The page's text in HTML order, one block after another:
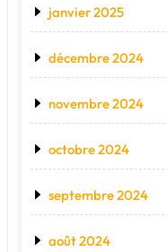
janvier 2025
décembre 2024
novembre 2024
octobre 2024
septembre 2024
août 2024